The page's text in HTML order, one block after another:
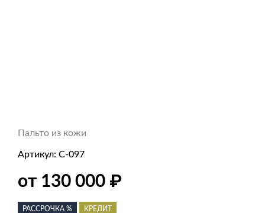
Пальто из кожи
Артикул: С-097
от 130 000 ₽
РАССРОЧКА % КРЕДИТ